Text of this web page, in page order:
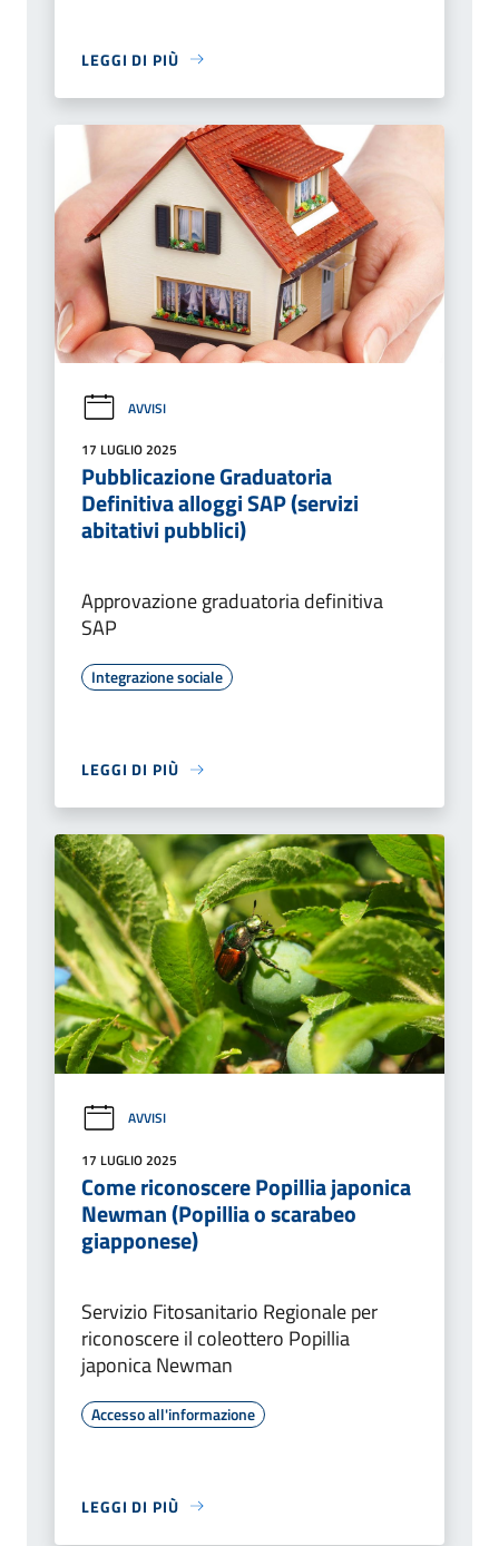
LEGGI DI PIÙ
AVVISI
17 LUGLIO 2025
Pubblicazione Graduatoria
Definitiva alloggi SAP (servizi
abitativi pubblici)
Approvazione graduatoria definitiva
SAP
Integrazione sociale
LEGGI DI PIÙ
AVVISI
17 LUGLIO 2025
Come riconoscere Popillia japonica
Newman (Popillia o scarabeo
giapponese)
Servizio Fitosanitario Regionale per
riconoscere il coleottero Popillia
japonica Newman
Accesso all'informazione
LEGGI DI PIÙ